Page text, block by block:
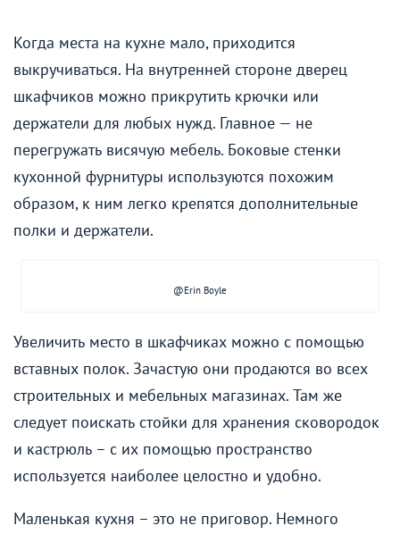
Когда места на кухне мало, приходится
выкручиваться. На внутренней стороне дверец
шкафчиков можно прикрутить крючки или
держатели для любых нужд. Главное — не
перегружать висячую мебель. Боковые стенки
кухонной фурнитуры используются похожим
образом, к ним легко крепятся дополнительные
полки и держатели.
@Erin Boyle
Увеличить место в шкафчиках можно с помощью
вставных полок. Зачастую они продаются во всех
строительных и мебельных магазинах. Там же
следует поискать стойки для хранения сковородок
и кастрюль – с их помощью пространство
используется наиболее целостно и удобно.
Маленькая кухня – это не приговор. Немного